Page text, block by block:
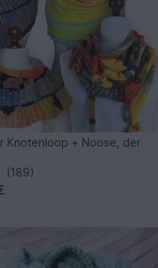
Knotenloop + Noose, der
(189)